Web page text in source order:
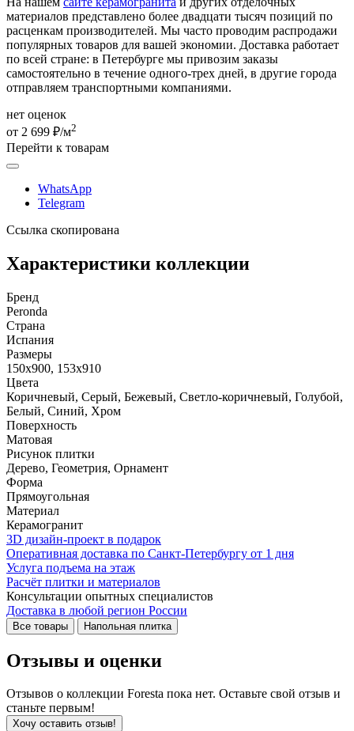
материалов представлено более двадцати тысяч позиций по
расценкам производителей. Мы часто проводим распродажи
популярных товаров для вашей экономии. Доставка работает
по всей стране: в Петербурге мы привозим заказы
самостоятельно в течение одного-трех дней, в другие города
отправляем транспортными компаниями.
нет оценок
от 2 699 ₽/м2
Перейти к товарам
WhatsApp
Telegram
Ссылка скопирована
Характеристики коллекции
Бренд
Peronda
Страна
Испания
Размеры
150x900, 153x910
Цвета
Коричневый, Серый, Бежевый, Светло-коричневый, Голубой,
Белый, Синий, Хром
Поверхность
Матовая
Рисунок плитки
Дерево, Геометрия, Орнамент
Форма
Прямоугольная
Материал
Керамогранит
3D дизайн-проект в подарок
Оперативная доставка по Санкт-Петербургу от 1 дня
Услуга подъема на этаж
Расчёт плитки и материалов
Консультации опытных специалистов
Доставка в любой регион России
Все товары Напольная плитка
Отзывы и оценки
Отзывов о коллекции Foresta пока нет. Оставьте свой отзыв и
станьте первым!
Хочу оставить отзыв!